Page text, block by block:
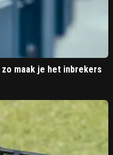
maak je het inbrekers